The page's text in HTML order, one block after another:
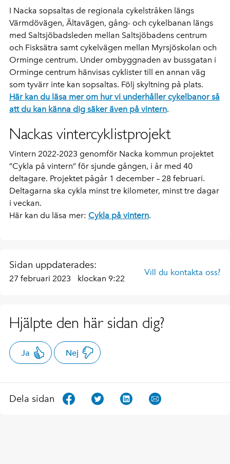
I Nacka sopsaltas de regionala cykelstråken längs
Värmdövägen, Ältavägen, gång- och cykelbanan längs
med Saltsjöbadsleden mellan Saltsjöbadens centrum
och Fisksätra samt cykelvägen mellan Myrsjöskolan och
Orminge centrum. Under ombyggnaden av bussgatan i
Orminge centrum hänvisas cyklister till en annan väg
som tyvärr inte kan sopsaltas. Följ skyltning på plats.
Här kan du läsa mer om hur vi underhåller cykelbanor så
att du kan känna dig säker även på vintern.
Nackas vintercyklistprojekt
Vintern 2022-2023 genomför Nacka kommun projektet
”Cykla på vintern” för sjunde gången, i år med 40
deltagare. Projektet pågår 1 december – 28 februari.
Deltagarna ska cykla minst tre kilometer, minst tre dagar
i veckan.
Här kan du läsa mer: Cykla på vintern.
Sidan uppdaterades:
27 februari 2023 klockan 9:22
Vill du kontakta oss?
Hjälpte den här sidan dig?
Ja Nej
Dela sidan